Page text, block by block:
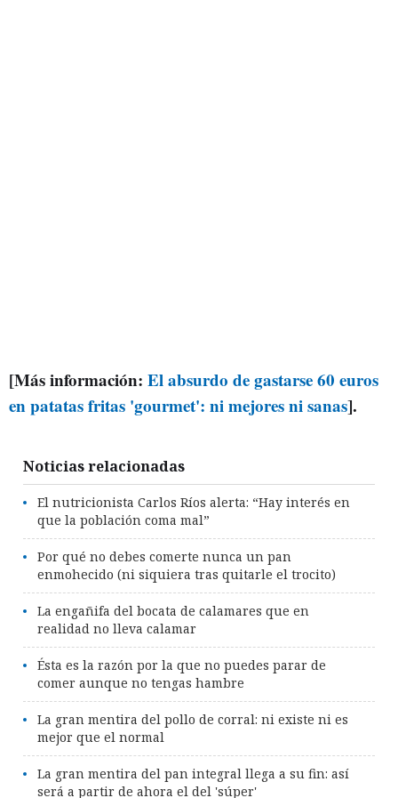
[Más información: El absurdo de gastarse 60 euros
en patatas fritas 'gourmet': ni mejores ni sanas].
Noticias relacionadas
El nutricionista Carlos Ríos alerta: “Hay interés en
que la población coma mal”
Por qué no debes comerte nunca un pan
enmohecido (ni siquiera tras quitarle el trocito)
La engañifa del bocata de calamares que en
realidad no lleva calamar
Ésta es la razón por la que no puedes parar de
comer aunque no tengas hambre
La gran mentira del pollo de corral: ni existe ni es
mejor que el normal
La gran mentira del pan integral llega a su fin: así
será a partir de ahora el del 'súper'